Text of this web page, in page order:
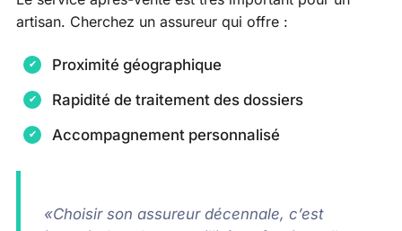
artisan. Cherchez un assureur qui offre :
Proximité géographique
Rapidité de traitement des dossiers
Accompagnement personnalisé
«Choisir son assureur décennale, c’est